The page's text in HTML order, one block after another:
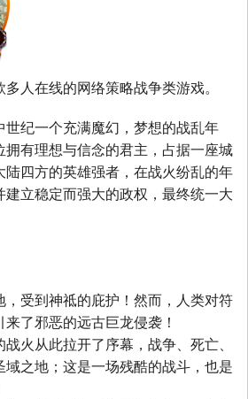
多人在线的网络策略战争类游戏。
世纪一个充满魔幻，梦想的战乱年
拥有理想与信念的君主，占据一座城
陆四方的英雄强者，在战火纷乱的年
建立稳定而强大的政权，最终统一大
受到神祗的庇护！然而，人类对符
了邪恶的远古巨龙侵袭！
火从此拉开了序幕，战争、死亡、
域之地；这是一场残酷的战斗，也是